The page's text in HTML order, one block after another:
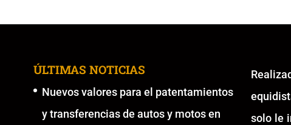
ÚLTIMAS NOTICIAS
Nuevos valores para el patentamientos
y transferencias de autos y motos en
solo le